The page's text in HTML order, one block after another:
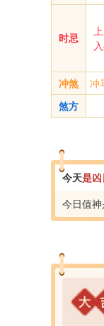
时忌
冲煞 冲
煞方
今天是凶
今日值神